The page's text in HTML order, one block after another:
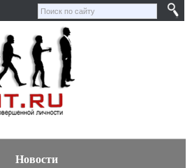
Новости